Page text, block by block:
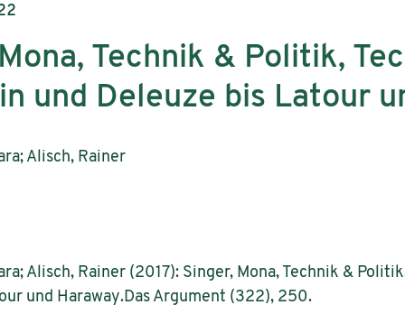
Technik & Politik,
und Deleuze bis Latour
Alisch, Rainer
Alisch, Rainer (2017): Singer, Mona, Technik &
und Haraway.Das Argument (322), 250.